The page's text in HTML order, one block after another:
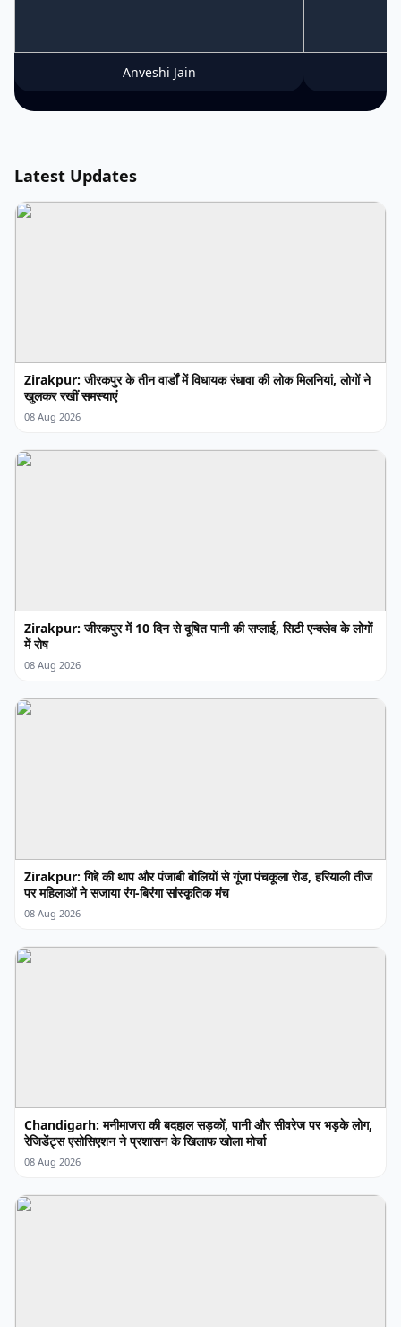
Anveshi Jain
Latest Updates
Zirakpur: जीरकपुर के तीन वार्डों में विधायक रंधावा की लोक मिलनियां, लोगों ने
खुलकर रखीं समस्याएं
08 Aug 2026
Zirakpur: जीरकपुर में 10 दिन से दूषित पानी की सप्लाई, सिटी एन्क्लेव के लोगों
में रोष
08 Aug 2026
Zirakpur: गिद्दे की थाप और पंजाबी बोलियों से गूंजा पंचकूला रोड, हरियाली तीज
पर महिलाओं ने सजाया रंग-बिरंगा सांस्कृतिक मंच
08 Aug 2026
Chandigarh: मनीमाजरा की बदहाल सड़कों, पानी और सीवरेज पर भड़के लोग,
रेजिडेंट्स एसोसिएशन ने प्रशासन के खिलाफ खोला मोर्चा
08 Aug 2026